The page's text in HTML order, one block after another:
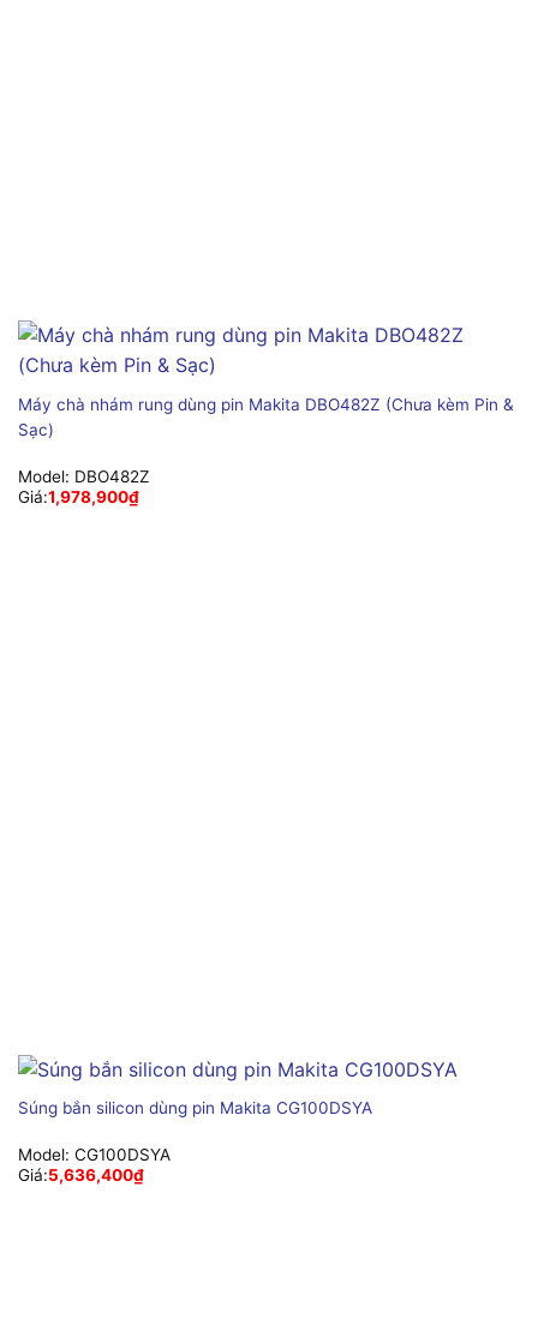
Máy chà nhám rung dùng pin Makita DBO482Z (Chưa kèm Pin &
Sạc)
Model: DBO482Z
Giá:1,978,900₫
Súng bắn silicon dùng pin Makita CG100DSYA
Model: CG100DSYA
Giá:5,636,400₫